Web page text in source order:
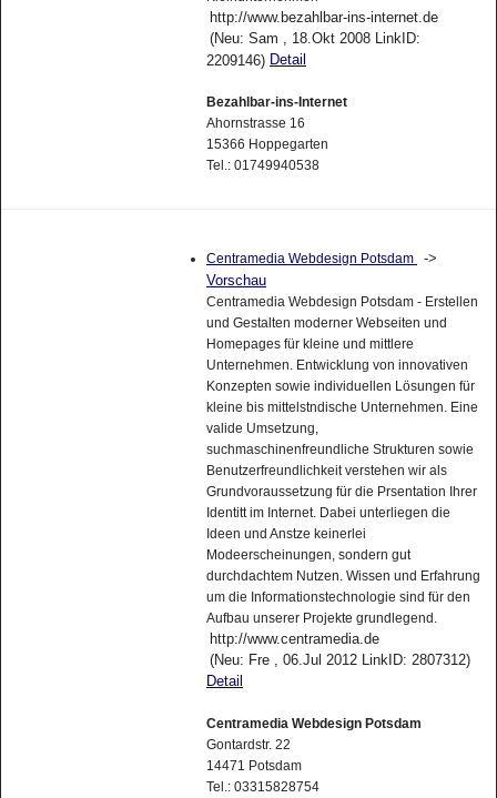
http://www.bezahlbar-ins-internet.de
(Neu: Sam , 18.Okt 2008 LinkID:
2209146) Detail
Bezahlbar-ins-Internet
Ahornstrasse 16
15366 Hoppegarten
Tel.: 01749940538
Centramedia Webdesign Potsdam
->
Vorschau
Centramedia Webdesign Potsdam - Erstellen
und Gestalten moderner Webseiten und
Homepages für kleine und mittlere
Unternehmen. Entwicklung von innovativen
Konzepten sowie individuellen Lösungen für
kleine bis mittelstndische Unternehmen. Eine
valide Umsetzung,
suchmaschinenfreundliche Strukturen sowie
Benutzerfreundlichkeit verstehen wir als
Grundvoraussetzung für die Prsentation Ihrer
Identitt im Internet. Dabei unterliegen die
Ideen und Anstze keinerlei
Modeerscheinungen, sondern gut
durchdachtem Nutzen. Wissen und Erfahrung
um die Informationstechnologie sind für den
Aufbau unserer Projekte grundlegend.
http://www.centramedia.de
(Neu: Fre , 06.Jul 2012 LinkID: 2807312)
Detail
Centramedia Webdesign Potsdam
Gontardstr. 22
14471 Potsdam
Tel.: 03315828754